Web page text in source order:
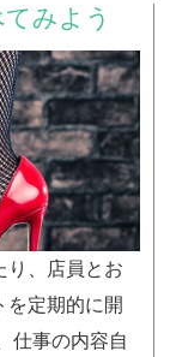
みよう
り、店員とお
を定期的に開
仕事の内容自